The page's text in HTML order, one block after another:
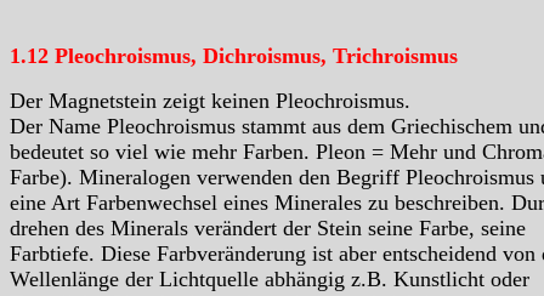
1.12 Pleochroismus, Dichroismus, Trichroismus
Der Magnetstein zeigt keinen Pleochroismus.
Der Name Pleochroismus stammt aus dem Griechischem
bedeutet so viel wie mehr Farben. Pleon = Mehr und
Farbe). Mineralogen verwenden den Begriff Pleochroismus
eine Art Farbenwechsel eines Minerales zu beschreiben.
drehen des Minerals verändert der Stein seine Farbe, seine
Farbtiefe. Diese Farbveränderung ist aber entscheidend von
Wellenlänge der Lichtquelle abhängig z.B. Kunstlicht oder